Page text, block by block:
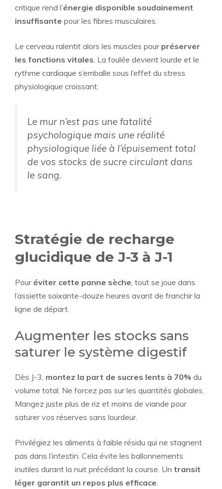
critique rend l’énergie disponible soudainement
insuffisante pour les fibres musculaires.
Le cerveau ralentit alors les muscles pour préserver
les fonctions vitales. La foulée devient lourde et le
rythme cardiaque s’emballe sous l’effet du stress
physiologique croissant.
Le mur n’est pas une fatalité
psychologique mais une réalité
physiologique liée à l’épuisement total
de vos stocks de sucre circulant dans
le sang.
Stratégie de recharge
glucidique de J-3 à J-1
Pour éviter cette panne sèche, tout se joue dans
l’assiette soixante-douze heures avant de franchir la
ligne de départ.
Augmenter les stocks sans
saturer le système digestif
Dès J-3, montez la part de sucres lents à 70% du
volume total. Ne forcez pas sur les quantités globales.
Mangez juste plus de riz et moins de viande pour
saturer vos réserves sans lourdeur.
Privilégiez les aliments à faible résidu qui ne stagnent
pas dans l’intestin. Cela évite les ballonnements
inutiles durant la nuit précédant la course. Un transit
léger garantit un repos plus efficace.